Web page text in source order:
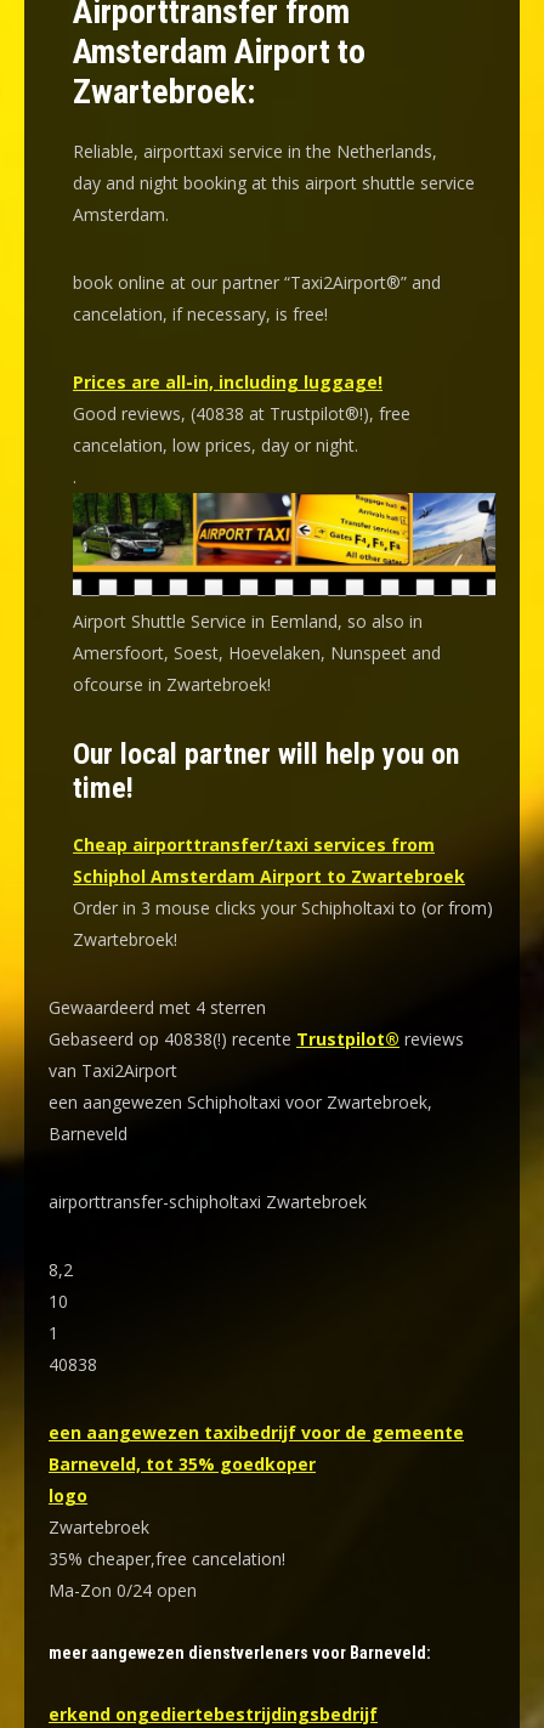
Airporttransfer from
Amsterdam Airport to
Zwartebroek:
Reliable, airporttaxi service in the Netherlands,
day and night booking at this airport shuttle service
Amsterdam.
book online at our partner “Taxi2Airport®” and
cancelation, if necessary, is free!
Prices are all-in, including luggage!
Good reviews, (40838 at Trustpilot®!), free
cancelation, low prices, day or night.
.
Airport Shuttle Service in Eemland, so also in
Amersfoort, Soest, Hoevelaken, Nunspeet and
ofcourse in Zwartebroek!
Our local partner will help you on
time!
Cheap airporttransfer/taxi services from
Schiphol Amsterdam Airport to Zwartebroek
Order in 3 mouse clicks your Schipholtaxi to (or from)
Zwartebroek!
Gewaardeerd met 4 sterren
Gebaseerd op 40838(!) recente Trustpilot® reviews
van Taxi2Airport
een aangewezen Schipholtaxi voor Zwartebroek,
Barneveld
airporttransfer-schipholtaxi Zwartebroek
8,2
10
1
40838
een aangewezen taxibedrijf voor de gemeente
Barneveld, tot 35% goedkoper
logo
Zwartebroek
35% cheaper,free cancelation!
Ma-Zon 0/24 open
meer aangewezen dienstverleners voor Barneveld:
erkend ongediertebestrijdingsbedrijf